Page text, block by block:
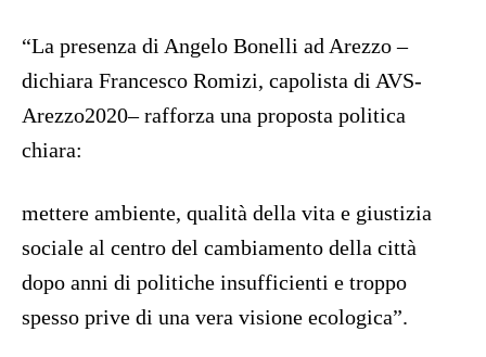
“La presenza di Angelo Bonelli ad Arezzo –
dichiara Francesco Romizi, capolista di AVS-
Arezzo2020– rafforza una proposta politica
chiara:
mettere ambiente, qualità della vita e giustizia
sociale al centro del cambiamento della città
dopo anni di politiche insufficienti e troppo
spesso prive di una vera visione ecologica”.